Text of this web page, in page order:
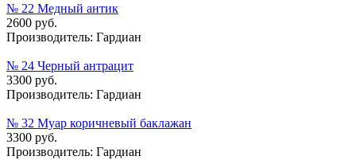
№ 22 Медный антик
2600 руб.
Производитель: Гардиан
№ 24 Черный антрацит
3300 руб.
Производитель: Гардиан
№ 32 Муар коричневый баклажан
3300 руб.
Производитель: Гардиан